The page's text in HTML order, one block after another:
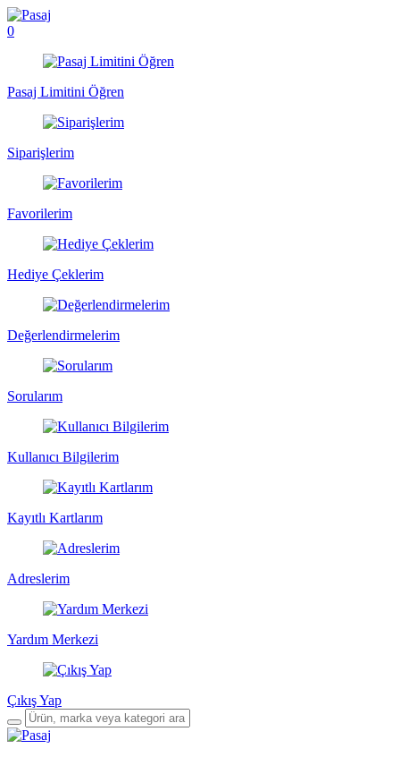
0
Pasaj Limitini Öğren
Siparişlerim
Favorilerim
Hediye Çeklerim
Değerlendirmelerim
Sorularım
Kullanıcı Bilgilerim
Kayıtlı Kartlarım
Adreslerim
Yardım Merkezi
Çıkış Yap